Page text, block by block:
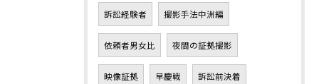
訴訟経験者 撮影手法中洲編
依頼者男女比 夜間の証拠撮影
映像証拠 早慶戦 訴訟前決着